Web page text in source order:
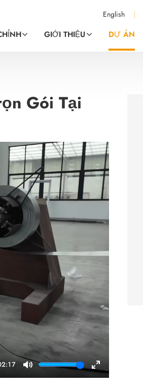
English
GIỚI THIỆU DỰ ÁN
Gói Tại
Mute
Enter